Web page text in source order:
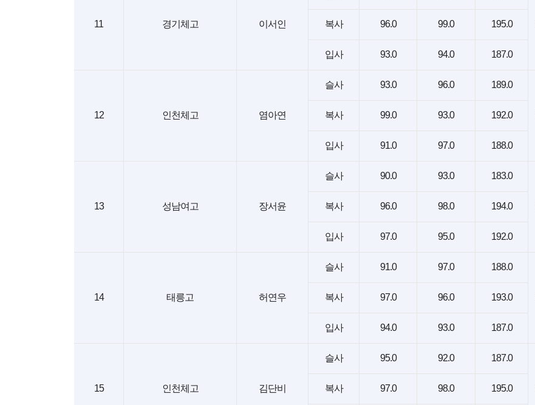
11 경기체고 이서인 복사 96.0 99.0 195.0
입사 93.0 94.0 187.0
12 인천체고 염아연
슬사 93.0 96.0 189.0
복사 99.0 93.0 192.0
입사 91.0 97.0 188.0
13 성남여고 장서윤
슬사 90.0 93.0 183.0
복사 96.0 98.0 194.0
입사 97.0 95.0 192.0
14 태릉고 허연우
슬사 91.0 97.0 188.0
복사 97.0 96.0 193.0
입사 94.0 93.0 187.0
15 인천체고 김단비
슬사 95.0 92.0 187.0
복사 97.0 98.0 195.0